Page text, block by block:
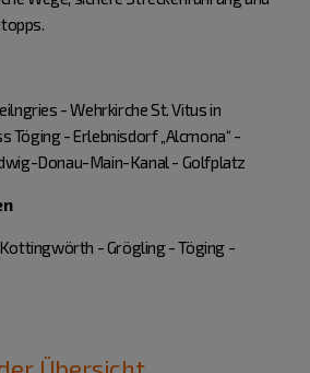
- Wehrkirche St. Vitus in
- Erlebnisdorf „Alcmona“ -
Donau-Main-Kanal - Golfplatz
- Grögling - Töging -